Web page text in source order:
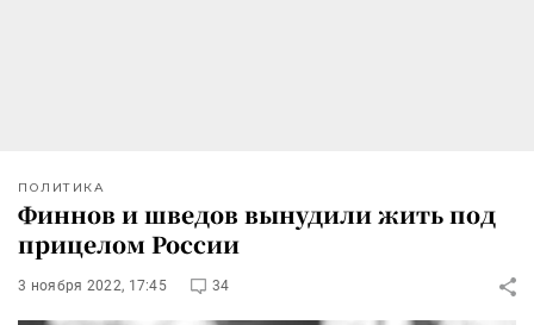
ПОЛИТИКА
Финнов и шведов вынудили жить под
прицелом России
3 ноября 2022, 17:45 34